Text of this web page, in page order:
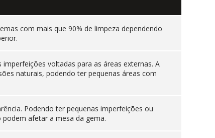
com mais que 90% de limpeza dependendo
voltadas para as áreas externas. A
naturais, podendo ter pequenas áreas com
Podendo ter pequenas imperfeições ou
afetar a mesa da gema.